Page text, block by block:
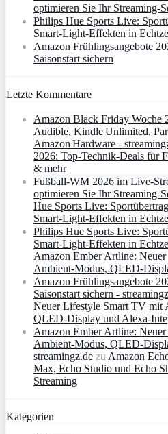
optimieren Sie Ihr Streaming-
Philips Hue Sports Live:
Smart‑Light‑Effekten in
Amazon Frühlingsangebote
Saisonstart sichern
Letzte Kommentare
Amazon Black Friday Woche
Audible, Kindle Unlimited,
Amazon Hardware -
2026: Top-Technik-Deals für
& mehr
Fußball-WM 2026 im Live-
optimieren Sie Ihr Streaming-
Hue Sports Live:
Smart‑Light‑Effekten in
Philips Hue Sports Live:
Smart‑Light‑Effekten in
Amazon Ember Artline:
Ambient‑Modus,
Amazon Frühlingsangebote
Saisonstart sichern -
Neuer Lifestyle Smart TV mit
QLED‑Display und
Amazon Ember Artline:
Ambient‑Modus,
streamingz.de zuAmazon
Max, Echo Studio und Echo
Streaming
Kategorien